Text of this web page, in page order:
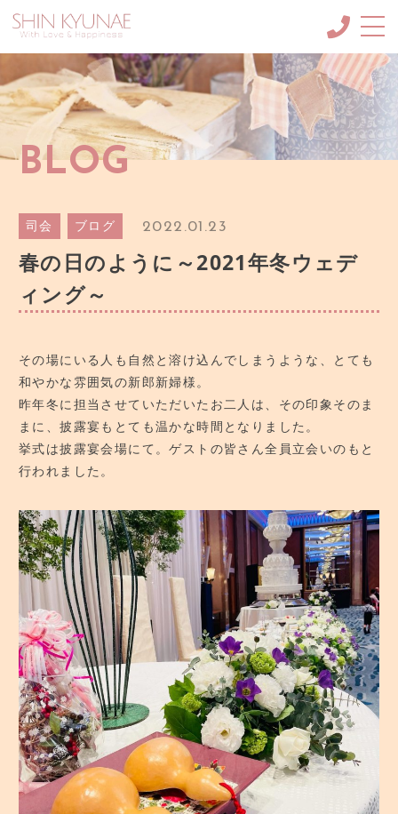
About me
申絹愛（しんきょね）について
MC・ナレーション
メニュー/料金など
韓国語講座＆韓紙工芸講座
ブログ
GALLERY
ギャラリー
CONTACT
ご依頼・お問合せ
教室へのアクセス
BLOG
司会 ブログ 2022.01.23
春の日のように～2021年冬ウェデ
ィング～
その場にいる人も自然と溶け込んでしまうような、とても
和やかな雰囲気の新郎新婦様。
昨年冬に担当させていただいたお二人は、その印象そのま
まに、披露宴もとても温かな時間となりました。
挙式は披露宴会場にて。ゲストの皆さん全員立会いのもと
行われました。